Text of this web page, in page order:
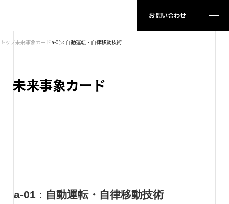
お問い合わせ
トップ未来事象カードa-01 : 自動運転・自律移動技術
未来事象カード
a-01 : 自動運転・自律移動技術